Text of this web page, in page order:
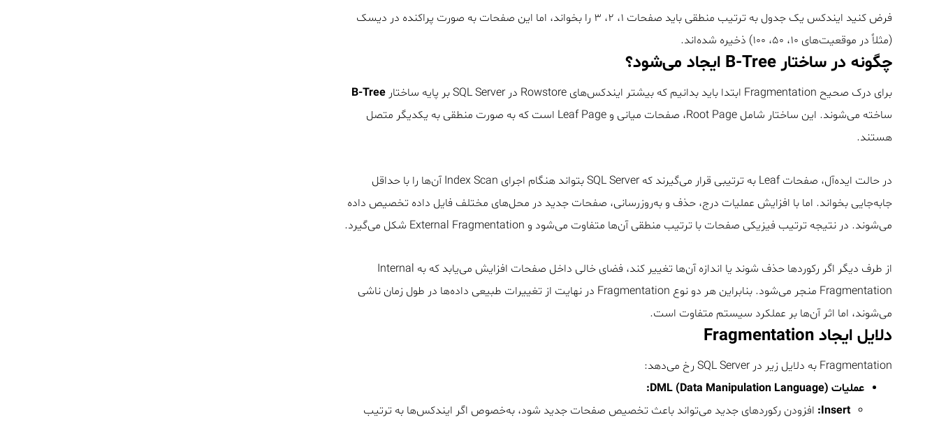
فرض کنید ایندکس یک جدول به ترتیب منطقی باید صفحات ۱، ۲، ۳ را بخواند، اما این صفحات به صورت پراکنده در دیسک
(مثلاً در موقعیت‌های ۱۰، ۵۰، ۱۰۰) ذخیره شده‌اند.
چگونه در ساختار B-Tree ایجاد می‌شود؟
برای درک صحیح Fragmentation ابتدا باید بدانیم که بیشتر ایندکس‌های Rowstore در SQL Server بر پایه ساختار
B-Tree
ساخته می‌شوند. این ساختار شامل Root Page، صفحات میانی و Leaf Page است که به صورت منطقی به یکدیگر متصل
هستند.
در حالت ایده‌آل، صفحات Leaf به ترتیبی قرار می‌گیرند که SQL Server بتواند هنگام اجرای Index Scan آن‌ها را با حداقل
جابه‌جایی بخواند. اما با افزایش عملیات درج، حذف و به‌روزرسانی، صفحات جدید در محل‌های مختلف فایل داده تخصیص داده
می‌شوند. در نتیجه ترتیب فیزیکی صفحات با ترتیب منطقی آن‌ها متفاوت می‌شود و External Fragmentation شکل می‌گیرد.
از طرف دیگر اگر رکوردها حذف شوند یا اندازه آن‌ها تغییر کند، فضای خالی داخل صفحات افزایش می‌یابد که به Internal
Fragmentation منجر می‌شود. بنابراین هر دو نوع Fragmentation در نهایت از تغییرات طبیعی داده‌ها در طول زمان ناشی
می‌شوند، اما اثر آن‌ها بر عملکرد سیستم متفاوت است.
دلایل ایجاد Fragmentation
Fragmentation به دلایل زیر در SQL Server رخ می‌دهد:
عملیات DML (Data Manipulation Language):
Insert: افزودن رکوردهای جدید می‌تواند باعث تخصیص صفحات جدید شود، به‌خصوص اگر ایندکس‌ها به ترتیب